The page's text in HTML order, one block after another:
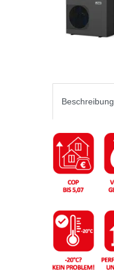
Beschreibung